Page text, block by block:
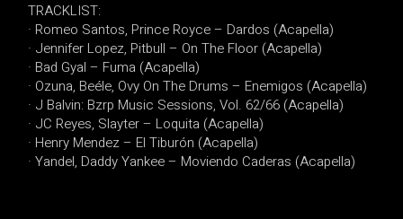
TRACKLIST:
· Romeo Santos, Prince Royce – Dardos (Acapella)
· Jennifer Lopez, Pitbull – On The Floor (Acapella)
· Bad Gyal – Fuma (Acapella)
· Ozuna, Beéle, Ovy On The Drums – Enemigos (Acapella)
· J Balvin: Bzrp Music Sessions, Vol. 62/66 (Acapella)
· JC Reyes, Slayter – Loquita (Acapella)
· Henry Mendez – El Tiburón (Acapella)
· Yandel, Daddy Yankee – Moviendo Caderas (Acapella)